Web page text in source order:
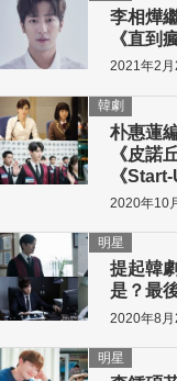
李相燁
《直到
2021年2
朴惠蓮
《皮諾
《
韓劇
2020年10
提起韓
是？最
明星
2020年8
明星